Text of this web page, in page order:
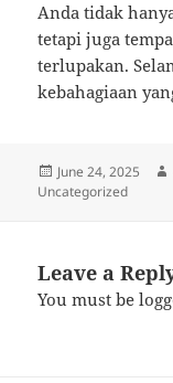
Anda tidak
tetapi juga
terlupakan.
kebahagiaan
Posted
on
June 24, 2025
Uncategorized
Leave a
You must be